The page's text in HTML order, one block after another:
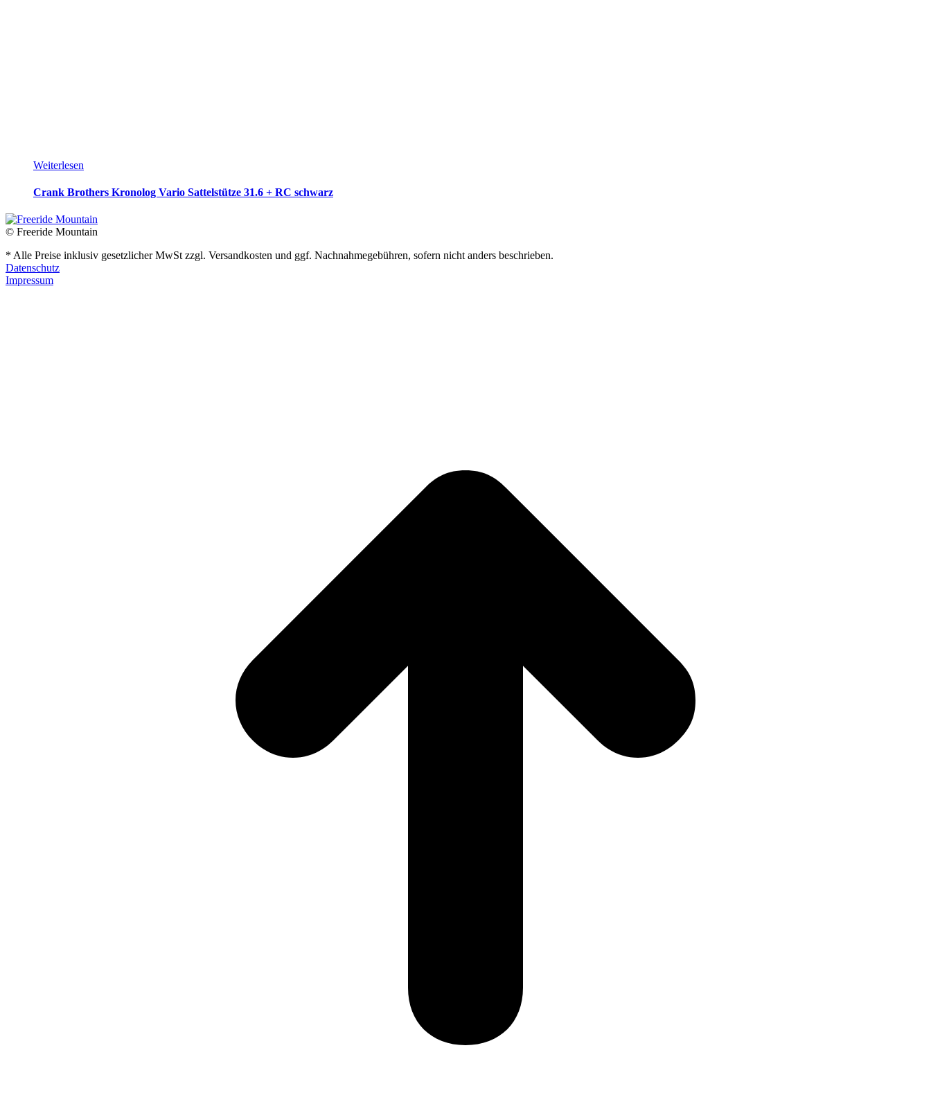
Weiterlesen
Crank Brothers Kronolog Vario Sattelstütze 31.6 + RC schwarz
© Freeride Mountain
* Alle Preise inklusiv gesetzlicher MwSt zzgl. Versandkosten und ggf. Nachnahmegebühren, sofern nicht anders beschrieben.
Datenschutz
Impressum